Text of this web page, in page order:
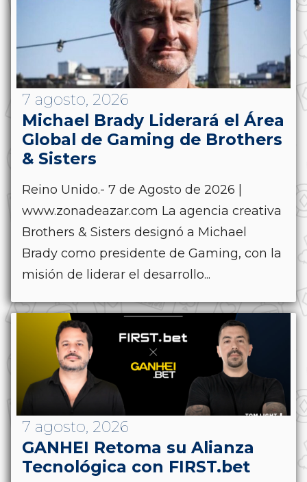
7 agosto, 2026
Michael Brady Liderará el Área
Global de Gaming de Brothers
& Sisters
Reino Unido.- 7 de Agosto de 2026 |
www.zonadeazar.com La agencia creativa
Brothers & Sisters designó a Michael
Brady como presidente de Gaming, con la
misión de liderar el desarrollo...
7 agosto, 2026
GANHEI Retoma su Alianza
Tecnológica con FIRST.bet